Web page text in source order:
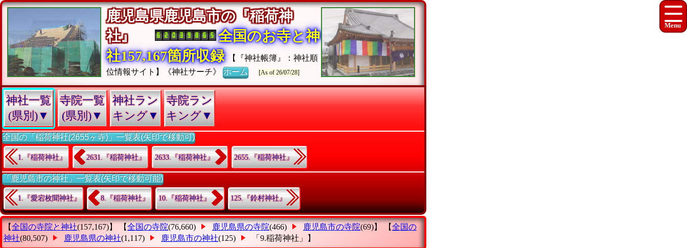
鹿児島県鹿児島市の『稲荷神
社』
全国のお寺と神
社157,167箇所収録
【『神社帳簿』：神社順
位情報サイト】《神社サーチ》ホーム [As of 26/07/28]
神社一覧
(県別)▼
寺院一覧
(県別)▼
神社ラン
キング▼
寺院ラン
キング▼
全国の「稲荷神社(2655ヶ寺)」一覧表(矢印で移動可)
1.『稲荷神社』 2631.『稲荷神社』 2633.『稲荷神社』 2655.『稲荷神社』
「鹿児島市の神社」一覧表(矢印で移動可能)
1.『愛宕枚聞神社』 8.『稲荷神社』 10.『稲荷神社』 125.『鈴村神社』
【全国の寺院と神社(157,167)】 【全国の寺院(76,660) 鹿児島県の寺院(466) 鹿児島市の寺院(69)】 【全国の
神社(80,507) 鹿児島県の神社(1,117) 鹿児島市の神社(125) 「9.稲荷神社」 】